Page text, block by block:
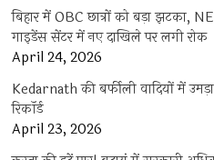
बिहार में OBC छात्रों को बड़ा झटका,
गाइडेंस सेंटर में नए दाखिले पर लगी रोक
April 24, 2026
Kedarnath की बर्फीली वादियों में
रिकॉर्ड
April 23, 2026